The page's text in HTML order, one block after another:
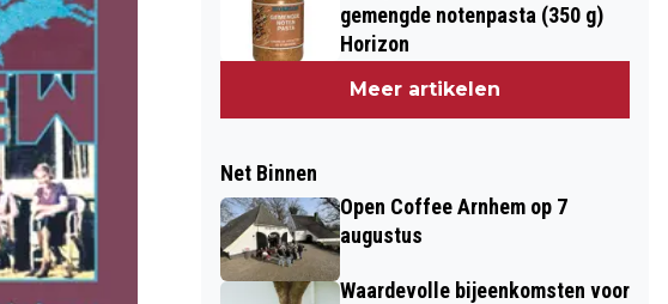
gemengde notenpasta (350 g)
Horizon
Meer artikelen
Net Binnen
Open Coffee Arnhem op 7
augustus
Waardevolle bijeenkomsten voor